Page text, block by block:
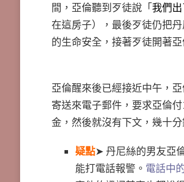
間，亞倫聽到歹徒說「我們
在這房子），最後歹徒仍把
的生命安全，接著歹徒開著
亞倫醒來後已經接近中午，
寄送來電子郵件，要求亞倫
金，然後就沒有下文，幾十
疑點➤ 丹尼絲的男友亞
能打電話報警。 電話中